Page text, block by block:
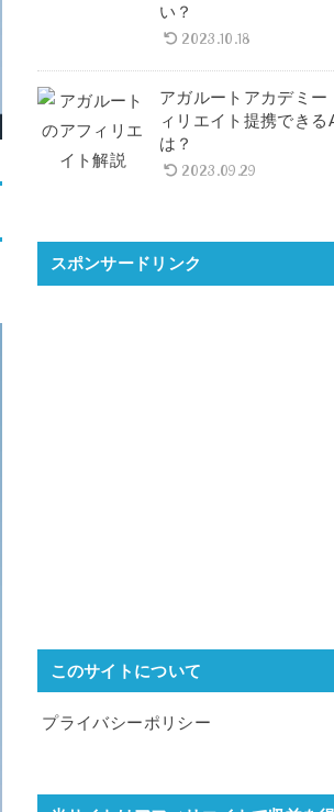
い？
2023.10.18
アガルートアカデミー
ィリエイト提携できる
は？
2023.09.29
スポンサードリンク
このサイトについて
プライバシーポリシー